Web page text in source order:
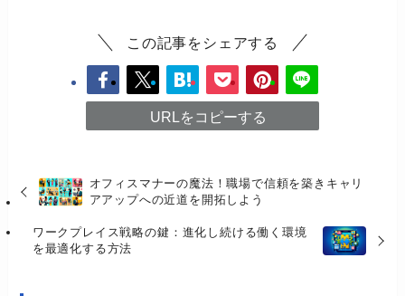
この記事をシェアする
URLをコピーする
オフィスマナーの魔法！職場で信頼を築きキャリ
アアップへの近道を開拓しよう
ワークプレイス戦略の鍵：進化し続ける働く環境
を最適化する方法